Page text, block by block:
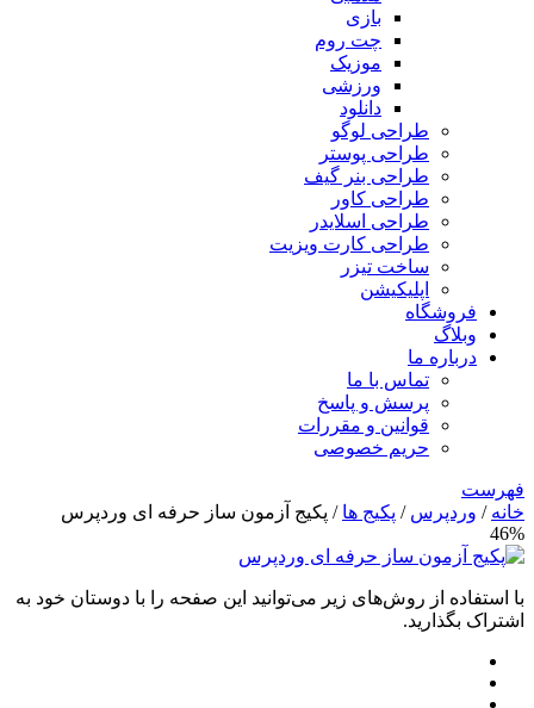
بازی
چت روم
موزیک
ورزشی
دانلود
طراحی لوگو
طراحی پوستر
طراحی بنر گیف
طراحی کاور
طراحی اسلایدر
طراحی کارت ویزیت
ساخت تیزر
اپلیکیشن
فروشگاه
وبلاگ
درباره ما
تماس با ما
پرسش و پاسخ
قوانین و مقررات
حریم خصوصی
فهرست
خانه / وردپرس / پکیج ها / پکیج آزمون ساز حرفه ای وردپرس
46%
با استفاده از روش‌های زیر می‌توانید این صفحه را با دوستان خود به
اشتراک بگذارید.